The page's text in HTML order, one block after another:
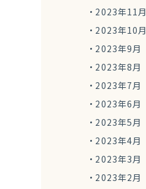
2023年11月
2023年10月
2023年9月
2023年8月
2023年7月
2023年6月
2023年5月
2023年4月
2023年3月
2023年2月